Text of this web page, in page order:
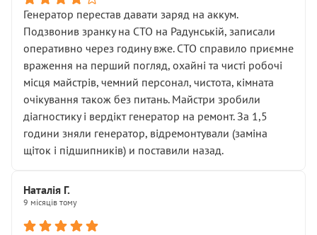
Генератор перестав давати заряд на аккум.
Подзвонив зранку на СТО на Радунській, записали
оперативно через годину вже. СТО справило приємне
враження на перший погляд, охайні та чисті робочі
місця майстрів, чемний персонал, чистота, кімната
очікування також без питань. Майстри зробили
діагностику і вердікт генератор на ремонт. За 1,5
години зняли генератор, відремонтували (заміна
щіток і підшипників) и поставили назад.
Наталія Г.
9 місяців тому